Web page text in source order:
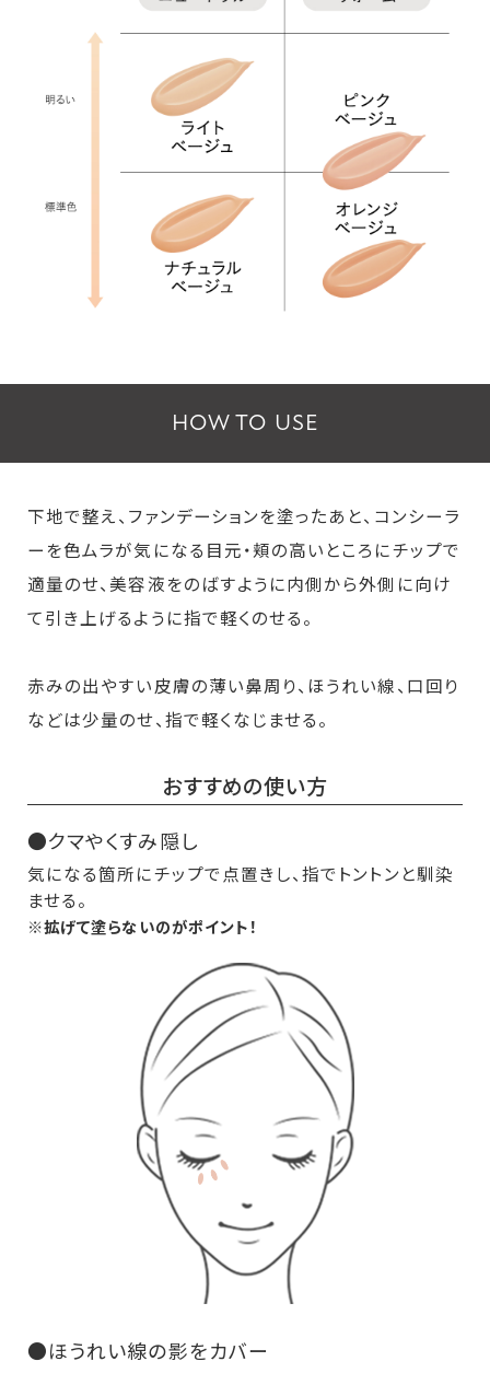
HOW TO USE
下地で整え、ファンデーションを塗ったあと、コンシーラ
ーを色ムラが気になる目元・頬の高いところにチップで
適量のせ、美容液をのばすように内側から外側に向け
て引き上げるように指で軽くのせる。
赤みの出やすい皮膚の薄い鼻周り、ほうれい線、口回り
などは少量のせ、指で軽くなじませる。
おすすめの使い方
●クマやくすみ隠し
気になる箇所にチップで点置きし、指でトントンと馴染
ませる。
※拡げて塗らないのがポイント！
●ほうれい線の影をカバー